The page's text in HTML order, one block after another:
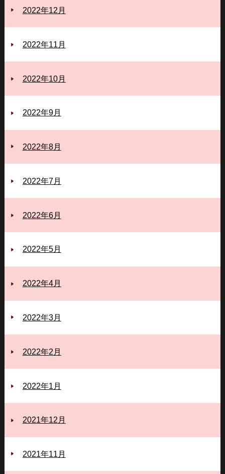
2022年12月
2022年11月
2022年10月
2022年9月
2022年8月
2022年7月
2022年6月
2022年5月
2022年4月
2022年3月
2022年2月
2022年1月
2021年12月
2021年11月